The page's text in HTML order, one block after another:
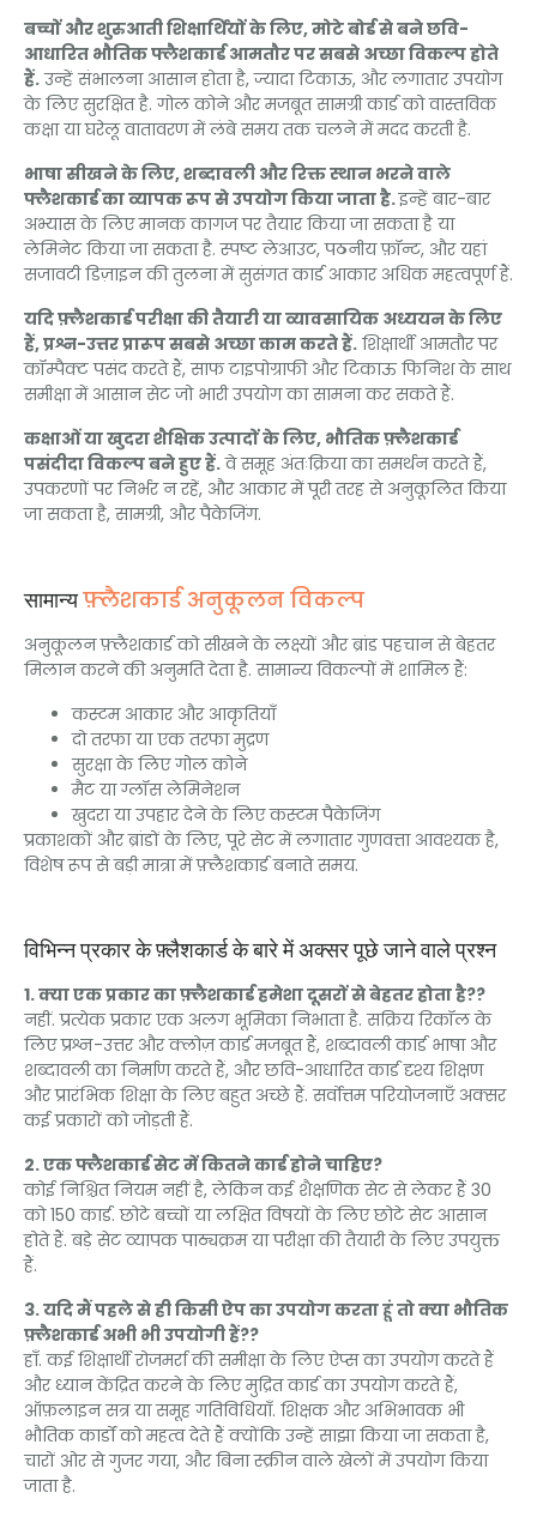
बच्चों और शुरुआती शिक्षार्थियों के लिए, मोटे बोर्ड से बने छवि-
आधारित भौतिक फ्लैशकार्ड आमतौर पर सबसे अच्छा विकल्प होते
हैं.उन्हें संभालना आसान होता है, ज्यादा टिकाऊ, और लगातार उपयोग
के लिए सुरक्षित है. गोल कोने और मजबूत सामग्री कार्ड को वास्तविक
कक्षा या घरेलू वातावरण में लंबे समय तक चलने में मदद करती है.
भाषा सीखने के लिए, शब्दावली और रिक्त स्थान भरने वाले
फ्लैशकार्ड का व्यापक रूप से उपयोग किया जाता है.इन्हें बार-बार
अभ्यास के लिए मानक कागज पर तैयार किया जा सकता है या
लेमिनेट किया जा सकता है. स्पष्ट लेआउट, पठनीय फ़ॉन्ट, और यहां
सजावटी डिज़ाइन की तुलना में सुसंगत कार्ड आकार अधिक महत्वपूर्ण हैं.
यदि फ़्लैशकार्ड परीक्षा की तैयारी या व्यावसायिक अध्ययन के लिए
हैं, प्रश्न-उत्तर प्रारूप सबसे अच्छा काम करते हैं. शिक्षार्थी आमतौर पर
कॉम्पैक्ट पसंद करते हैं, साफ टाइपोग्राफी और टिकाऊ फिनिश के साथ
समीक्षा में आसान सेट जो भारी उपयोग का सामना कर सकते हैं.
कक्षाओं या खुदरा शैक्षिक उत्पादों के लिए, भौतिक फ़्लैशकार्ड
पसंदीदा विकल्प बने हुए हैं.वे समूह अंतःक्रिया का समर्थन करते हैं,
उपकरणों पर निर्भर न रहें, और आकार में पूरी तरह से अनुकूलित किया
जा सकता है, सामग्री, और पैकेजिंग.
सामान्यफ़्लैशकार्ड अनुकूलन विकल्प
अनुकूलन फ़्लैशकार्ड को सीखने के लक्ष्यों और ब्रांड पहचान से बेहतर
मिलान करने की अनुमति देता है. सामान्य विकल्पों में शामिल हैं:
कस्टम आकार और आकृतियाँ
दो तरफा या एक तरफा मुद्रण
सुरक्षा के लिए गोल कोने
मैट या ग्लॉस लेमिनेशन
खुदरा या उपहार देने के लिए कस्टम पैकेजिंग
प्रकाशकों और ब्रांडों के लिए, पूरे सेट में लगातार गुणवत्ता आवश्यक है,
विशेष रूप से बड़ी मात्रा में फ़्लैशकार्ड बनाते समय.
विभिन्न प्रकार के फ़्लैशकार्ड के बारे में अक्सर पूछे जाने वाले प्रश्न
1. क्या एक प्रकार का फ़्लैशकार्ड हमेशा दूसरों से बेहतर होता है??
नहीं. प्रत्येक प्रकार एक अलग भूमिका निभाता है. सक्रिय रिकॉल के
लिए प्रश्न-उत्तर और क्लोज़ कार्ड मजबूत हैं, शब्दावली कार्ड भाषा और
शब्दावली का निर्माण करते हैं, और छवि-आधारित कार्ड दृश्य शिक्षण
और प्रारंभिक शिक्षा के लिए बहुत अच्छे हैं. सर्वोत्तम परियोजनाएँ अक्सर
कई प्रकारों को जोड़ती हैं.
2. एक फ्लैशकार्ड सेट में कितने कार्ड होने चाहिए?
कोई निश्चित नियम नहीं है, लेकिन कई शैक्षणिक सेट से लेकर हैं 30
को 150 कार्ड. छोटे बच्चों या लक्षित विषयों के लिए छोटे सेट आसान
होते हैं. बड़े सेट व्यापक पाठ्यक्रम या परीक्षा की तैयारी के लिए उपयुक्त
हैं.
3. यदि मैं पहले से ही किसी ऐप का उपयोग करता हूं तो क्या भौतिक
फ़्लैशकार्ड अभी भी उपयोगी हैं??
हाँ. कई शिक्षार्थी रोजमर्रा की समीक्षा के लिए ऐप्स का उपयोग करते हैं
और ध्यान केंद्रित करने के लिए मुद्रित कार्ड का उपयोग करते हैं,
ऑफ़लाइन सत्र या समूह गतिविधियाँ. शिक्षक और अभिभावक भी
भौतिक कार्डों को महत्व देते हैं क्योंकि उन्हें साझा किया जा सकता है,
चारों ओर से गुजर गया, और बिना स्क्रीन वाले खेलों में उपयोग किया
जाता है.